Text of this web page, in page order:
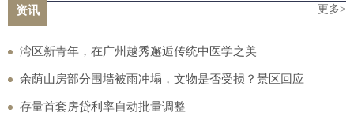
资讯 更多>
湾区新青年，在广州越秀邂逅传统中医学之美
余荫山房部分围墙被雨冲塌，文物是否受损？景区回应
存量首套房贷利率自动批量调整